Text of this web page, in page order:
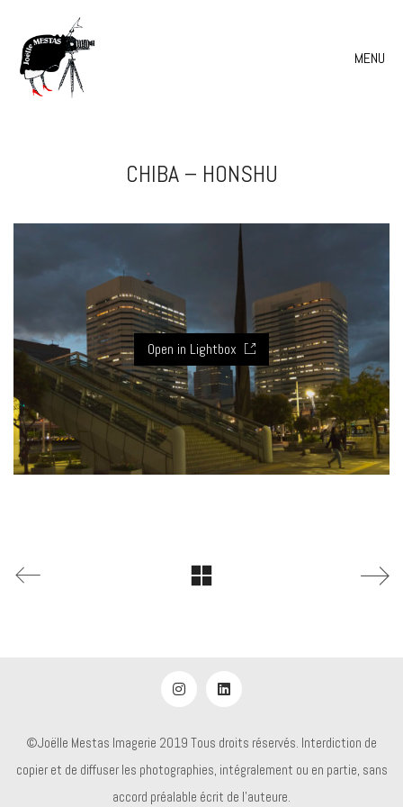
MENU
CHIBA – HONSHU
Open in Lightbox
©Joëlle Mestas Imagerie 2019 Tous droits réservés. Interdiction de
copier et de diffuser les photographies, intégralement ou en partie, sans
accord préalable écrit de l'auteure.